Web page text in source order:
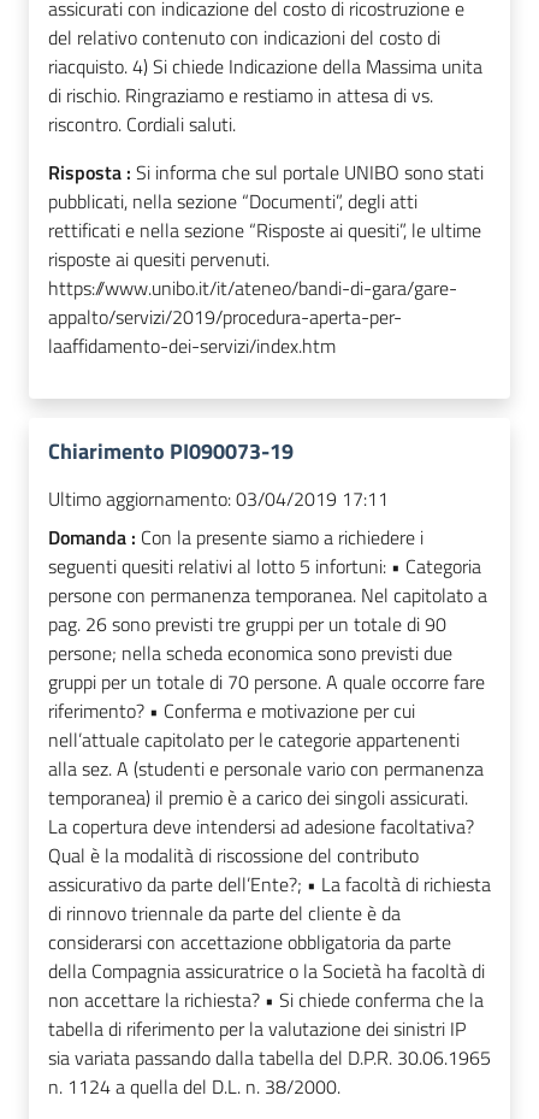
assicurati con indicazione del costo di ricostruzione e
del relativo contenuto con indicazioni del costo di
riacquisto. 4) Si chiede Indicazione della Massima unita
di rischio. Ringraziamo e restiamo in attesa di vs.
riscontro. Cordiali saluti.
Risposta : Si informa che sul portale UNIBO sono stati
pubblicati, nella sezione “Documenti”, degli atti
rettificati e nella sezione “Risposte ai quesiti”, le ultime
risposte ai quesiti pervenuti.
https://www.unibo.it/it/ateneo/bandi-di-gara/gare-
appalto/servizi/2019/procedura-aperta-per-
laaffidamento-dei-servizi/index.htm
Chiarimento PI090073-19
Ultimo aggiornamento:03/04/2019 17:11
Domanda : Con la presente siamo a richiedere i
seguenti quesiti relativi al lotto 5 infortuni: • Categoria
persone con permanenza temporanea. Nel capitolato a
pag. 26 sono previsti tre gruppi per un totale di 90
persone; nella scheda economica sono previsti due
gruppi per un totale di 70 persone. A quale occorre fare
riferimento? • Conferma e motivazione per cui
nell’attuale capitolato per le categorie appartenenti
alla sez. A (studenti e personale vario con permanenza
temporanea) il premio è a carico dei singoli assicurati.
La copertura deve intendersi ad adesione facoltativa?
Qual è la modalità di riscossione del contributo
assicurativo da parte dell’Ente?; • La facoltà di richiesta
di rinnovo triennale da parte del cliente è da
considerarsi con accettazione obbligatoria da parte
della Compagnia assicuratrice o la Società ha facoltà di
non accettare la richiesta? • Si chiede conferma che la
tabella di riferimento per la valutazione dei sinistri IP
sia variata passando dalla tabella del D.P.R. 30.06.1965
n. 1124 a quella del D.L. n. 38/2000.